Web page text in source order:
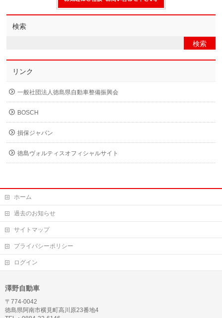
検索
リンク
一般社団法人徳島県自動車整備振興会
BOSCH
損保ジャパン
徳島ヴォルティスオフィシャルサイト
ホーム
過去のお知らせ
サイトマップ
プライバシーポリシー
ログイン
澤野自動車
〒774-0042
徳島県阿南市横見町高川原23番地4